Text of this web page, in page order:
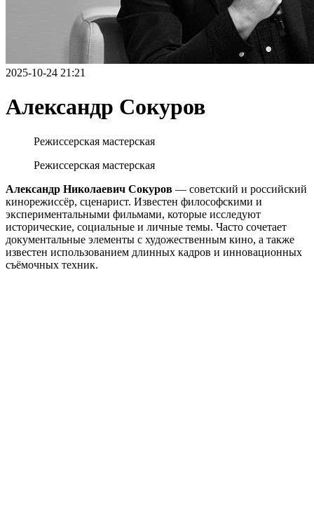
2025-10-24 21:21
Александр Сокуров
Режиссерская мастерская
Режиссерская мастерская
Александр Николаевич Сокуров — советский и российский
кинорежиссёр, сценарист. Известен философскими и
экспериментальными фильмами, которые исследуют
исторические, социальные и личные темы. Часто сочетает
документальные элементы с художественным кино, а также
известен использованием длинных кадров и инновационных
съёмочных техник.